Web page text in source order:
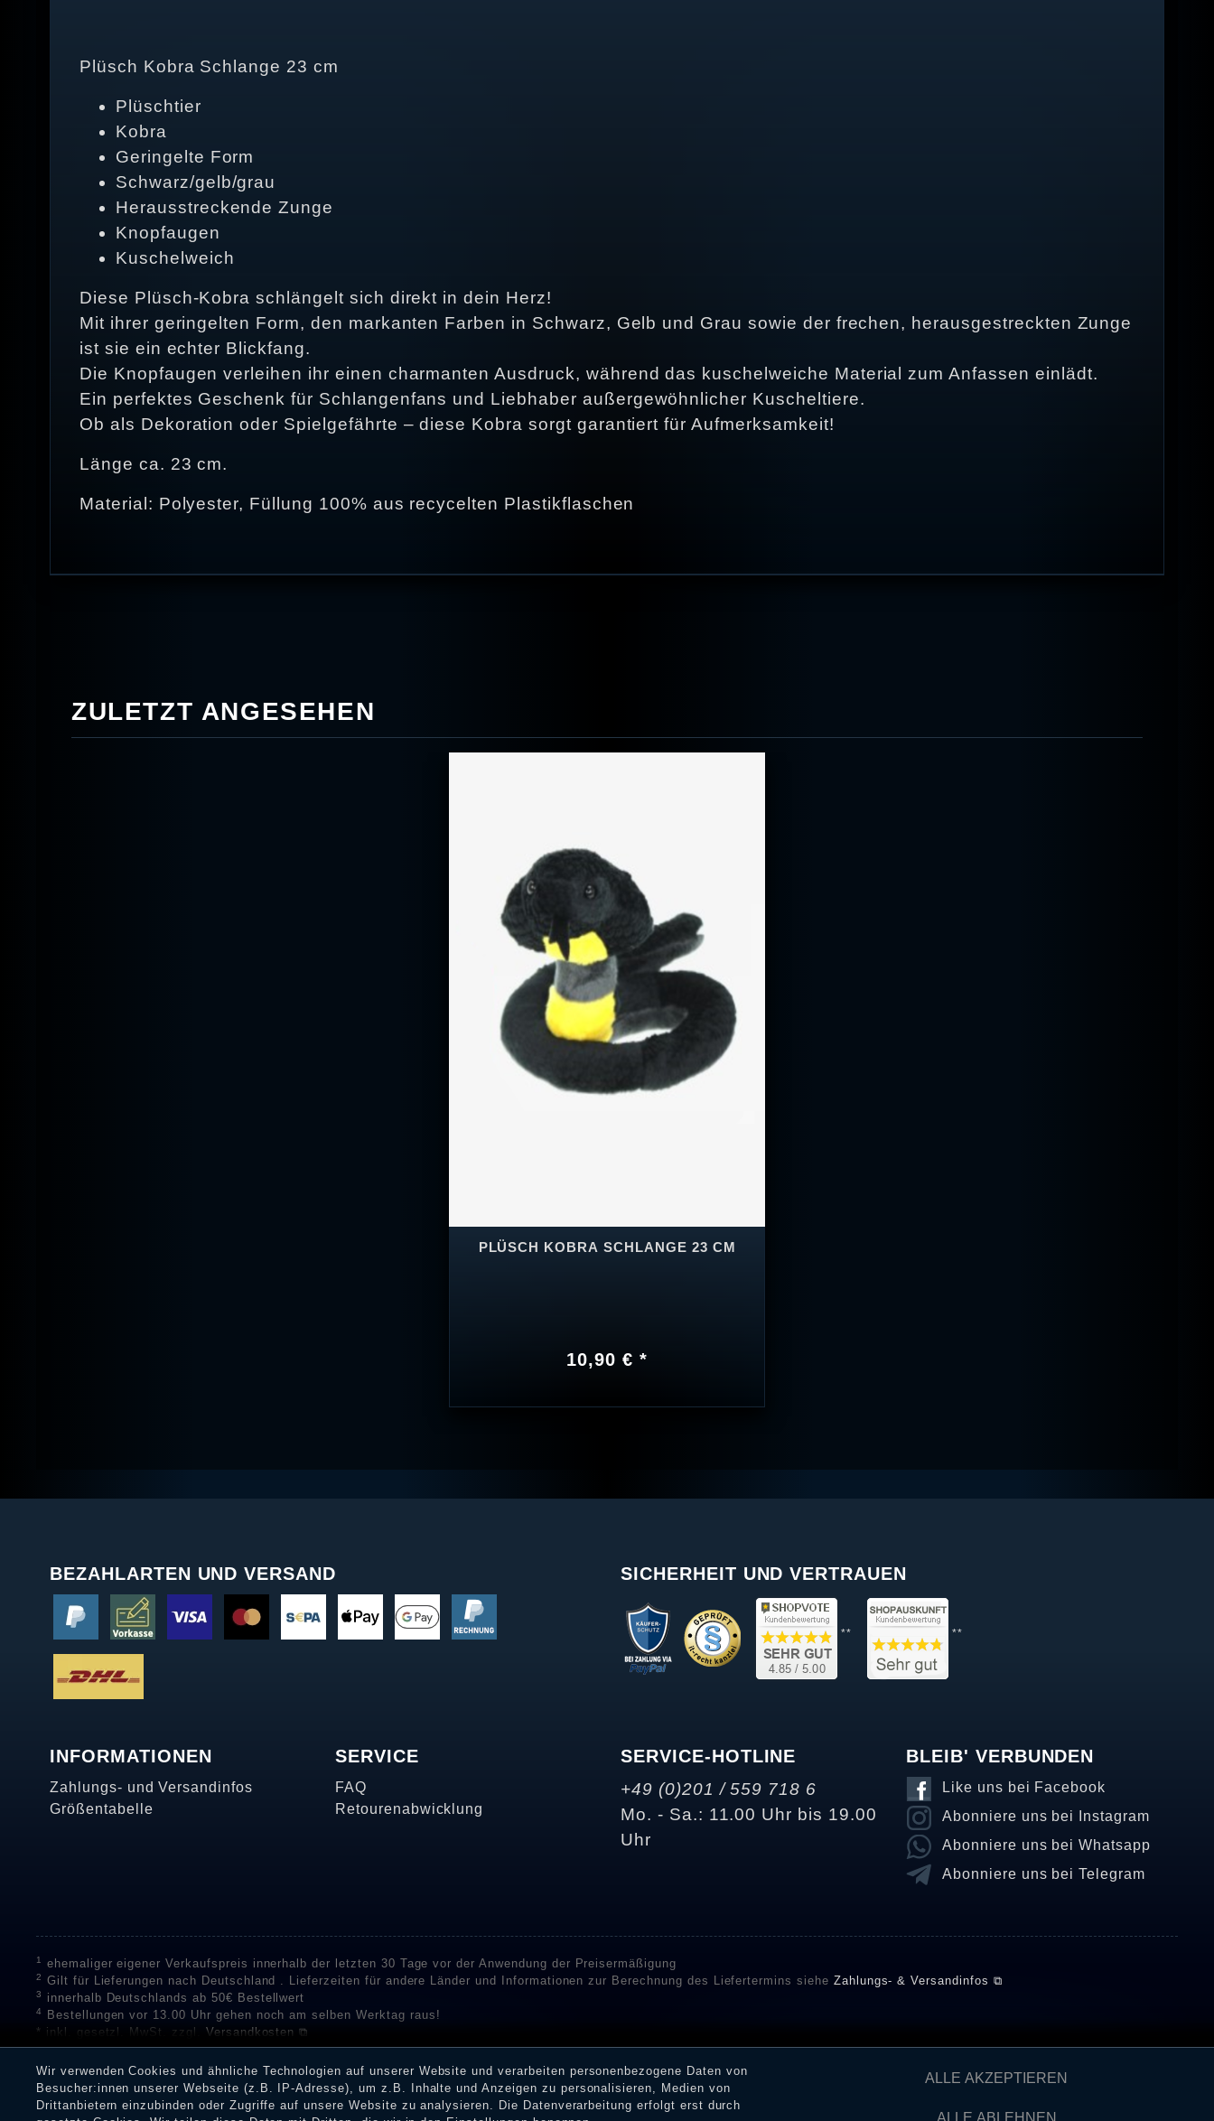
Plüsch Kobra Schlange 23 cm
Plüschtier
Kobra
Geringelte Form
Schwarz/gelb/grau
Herausstreckende Zunge
Knopfaugen
Kuschelweich
Diese Plüsch-Kobra schlängelt sich direkt in dein Herz!
Mit ihrer geringelten Form, den markanten Farben in Schwarz, Gelb und Grau sowie der frechen, herausgestreckten Zunge
ist sie ein echter Blickfang.
Die Knopfaugen verleihen ihr einen charmanten Ausdruck, während das kuschelweiche Material zum Anfassen einlädt.
Ein perfektes Geschenk für Schlangenfans und Liebhaber außergewöhnlicher Kuscheltiere.
Ob als Dekoration oder Spielgefährte – diese Kobra sorgt garantiert für Aufmerksamkeit!
Länge ca. 23 cm.
Material: Polyester, Füllung 100% aus recycelten Plastikflaschen
ZULETZT ANGESEHEN
PLÜSCH KOBRA SCHLANGE 23 CM
10,90 € *
BEZAHLARTEN UND VERSAND SICHERHEIT UND VERTRAUEN
** **
INFORMATIONEN
Zahlungs- und Versandinfos
Größentabelle
SERVICE
FAQ
Retourenabwicklung
SERVICE-HOTLINE
+49 (0)201 / 559 718 6
Mo. - Sa.: 11.00 Uhr bis 19.00
Uhr
BLEIB' VERBUNDEN
Like uns bei Facebook
Abonniere uns bei Instagram
Abonniere uns bei Whatsapp
Abonniere uns bei Telegram
1 ehemaliger eigener Verkaufspreis innerhalb der letzten 30 Tage vor der Anwendung der Preisermäßigung
2 Gilt für Lieferungen nach Deutschland . Lieferzeiten für andere Länder und Informationen zur Berechnung des Liefertermins siehe Zahlungs- & Versandinfos ⧉
3 innerhalb Deutschlands ab 50€ Bestellwert
4
Bestellungen vor 13.00 Uhr gehen noch am selben Werktag raus!
* inkl. gesetzl. MwSt. zzgl. Versandkosten ⧉
** Unser Unternehmen sammelt über die unabhängigen Dienstleister SHOPVOTE und SHOPAUSKUNFT Bewertungen. SHOPVOTE setzt automatische und manuelle Maßnahmen ein, um
Bewertungen zu verifizieren.Informationen zur Echtheit von Kundenbewertungen auf SHOPVOTE finden Sie hier. ⧉
Eine Überprüfung der Bewertungen durch Shopauskunft hat vor deren Veröffentlichung nicht stattgefunden. Die Bewertungen könnten von Verbrauchern stammen, die die Ware oder
Dienstleistungen gar nicht erworben oder genutzt haben. Nach Erhalt einer Benachrichtigungs-E-Mail können Händler die Bewertungen verifizieren und über die erfolgte Verifizierung im
Shop informieren.
Wir verwenden Cookies und ähnliche Technologien auf unserer Website und verarbeiten personenbezogene Daten von
Besucher:innen unserer Webseite (z.B. IP-Adresse), um z.B. Inhalte und Anzeigen zu personalisieren, Medien von
Drittanbietern einzubinden oder Zugriffe auf unsere Website zu analysieren. Die Datenverarbeitung erfolgt erst durch
ALLE AKZEPTIEREN
ALLE ABLEHNEN